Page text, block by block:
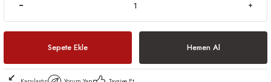
Sepete Ekle Hemen Al